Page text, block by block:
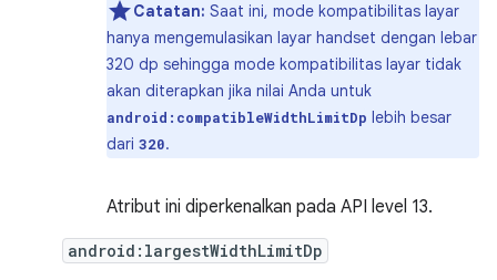
Catatan: Saat ini, mode kompatibilitas layar
hanya mengemulasikan layar handset dengan lebar
320 dp sehingga mode kompatibilitas layar tidak
akan diterapkan jika nilai Anda untuk
android:compatibleWidthLimitDp lebih besar
dari 320.
Atribut ini diperkenalkan pada API level 13.
android:largestWidthLimitDp